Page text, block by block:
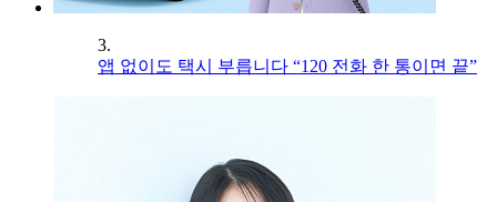
3.
앱 없이도 택시 부릅니다 “120 전화 한 통이면 끝”